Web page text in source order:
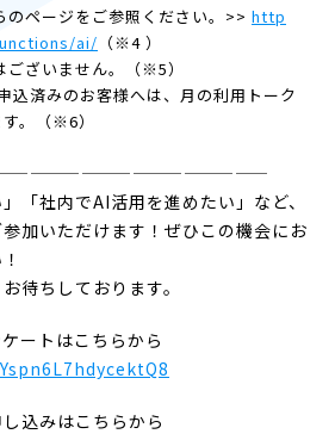
のページをご参照ください。>> http
ai/ （※4 ）
ございません。（※5）
込済みのお客様へは、月の利用トーク
。（※6）
「社内でAI活用を進めたい」など、
加いただけます！ぜひこの機会にお
待ちしております。
ートはこちらから
込みはこちらから